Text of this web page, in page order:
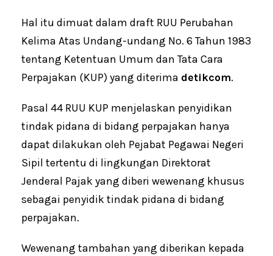
Hal itu dimuat dalam draft RUU Perubahan
Kelima Atas Undang-undang No. 6 Tahun 1983
tentang Ketentuan Umum dan Tata Cara
Perpajakan (KUP) yang diterima detikcom.
Pasal 44 RUU KUP menjelaskan penyidikan
tindak pidana di bidang perpajakan hanya
dapat dilakukan oleh Pejabat Pegawai Negeri
Sipil tertentu di lingkungan Direktorat
Jenderal Pajak yang diberi wewenang khusus
sebagai penyidik tindak pidana di bidang
perpajakan.
Wewenang tambahan yang diberikan kepada